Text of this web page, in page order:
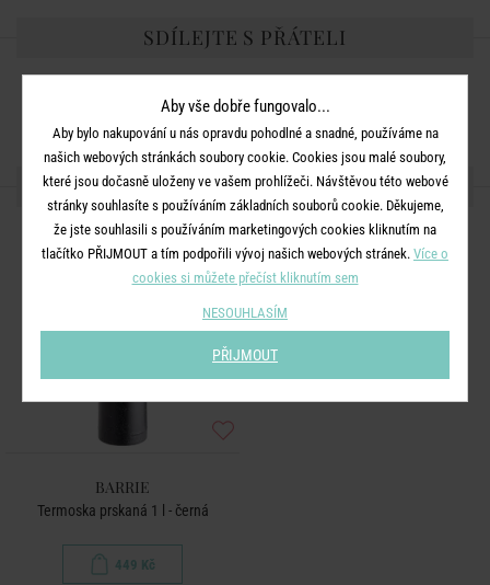
SDÍLEJTE S PŘÁTELI
DALŠÍ PRODUKTY ZE SÉRIE
BARRIE
Termoska prskaná 1 l - černá
449 Kč
Aby vše dobře fungovalo...
Aby bylo nakupování u nás opravdu pohodlné a snadné, používáme na
našich webových stránkách soubory cookie. Cookies jsou malé soubory,
které jsou dočasně uloženy ve vašem prohlížeči. Návštěvou této webové
stránky souhlasíte s používáním základních souborů cookie. Děkujeme,
že jste souhlasili s používáním marketingových cookies kliknutím na
tlačítko PŘIJMOUT a tím podpořili vývoj našich webových stránek. Více o
cookies si můžete přečíst kliknutím sem
NESOUHLASÍM
PŘIJMOUT